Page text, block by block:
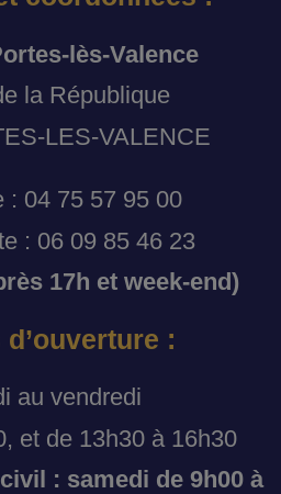
lès-Valence
la République
LES-VALENCE
: 04 75 57 95 00
: 06 09 85 46 23
17h et week-end)
:
au vendredi
et de 13h30 à 16h30
: samedi de 9h00 à